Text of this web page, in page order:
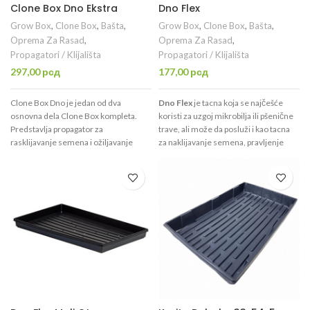
Clone Box Dno Ekstra
Grow Box, Clone Box, Bašta,
Oprema Za Rasad,
Propagatori / Klijališta
297,00рсд
Clone Box Dno je jedan od dva
osnovna dela Clone Box kompleta.
Predstavlja propagator za
rasklijavanje semena i ožiljavanje
Ekstra dno je deblje a samim tim i
Dno Flex
Grow Box, Clone Box, Bašta,
Oprema Za Rasad,
Propagatori / Klijališta
177,00рсд
Dno Flex je tacna koja se najčešće
koristi za uzgoj mikrobilja ili pšenične
trave, ali može da posluži i kao tacna
za naklijavanje semena, pravljenje
može da se postavi direktno, a mogu
da se koristite saksije, plastični
kontejneri, kamena vuna i sl.